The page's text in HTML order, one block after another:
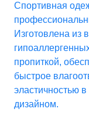
Спортивная
Изготовлена из
пропиткой,
быстрое
эластичностью
дизайном.